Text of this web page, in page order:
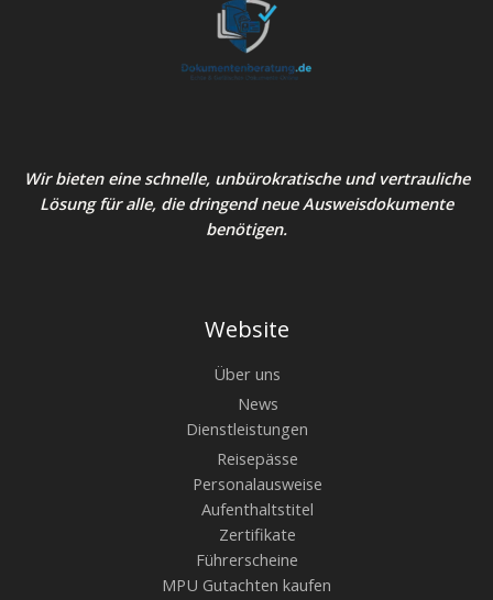
Wir bieten eine schnelle, unbürokratische und vertrauliche
Lösung für alle, die dringend neue Ausweisdokumente
benötigen.
Website
Über uns
News
Dienstleistungen
Reisepässe
Personalausweise
Aufenthaltstitel
Zertifikate
Führerscheine
MPU Gutachten kaufen